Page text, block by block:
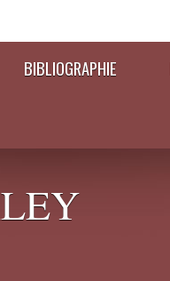
BIBLIOGRAPHIE